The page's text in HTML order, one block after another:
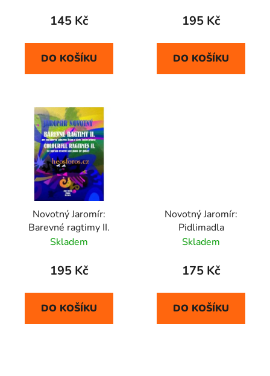
145 Kč
DO KOŠÍKU
195 Kč
DO KOŠÍKU
Novotný Jaromír:
Barevné ragtimy II.
Skladem
195 Kč
DO KOŠÍKU
Novotný Jaromír:
Pidlimadla
Skladem
175 Kč
DO KOŠÍKU